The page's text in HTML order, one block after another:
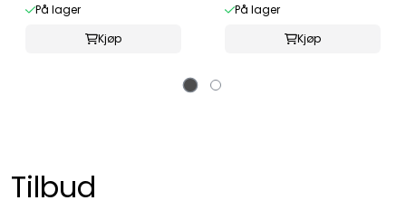
På lager
Kjøp
På lager
Kjøp
Tilbud